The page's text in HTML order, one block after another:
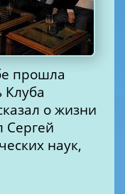
Клуба
о жизни
Сергей
наук,